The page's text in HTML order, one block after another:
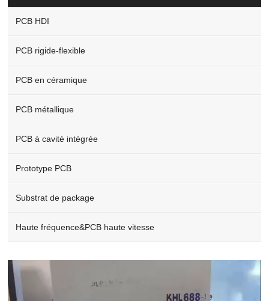
PCB HDI
PCB rigide-flexible
PCB en céramique
PCB métallique
PCB à cavité intégrée
Prototype PCB
Substrat de package
Haute fréquence&PCB haute vitesse
Video
Player